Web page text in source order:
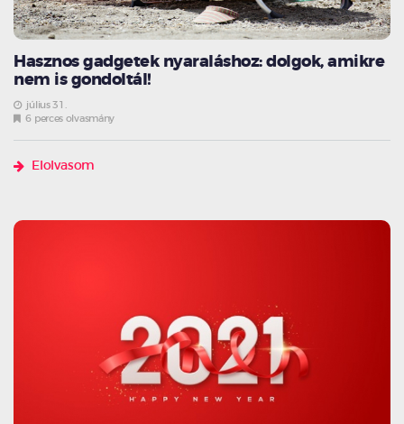
Hasznos gadgetek nyaraláshoz: dolgok, amikre
nem is gondoltál!
július 31.
6 perces olvasmány
Elolvasom